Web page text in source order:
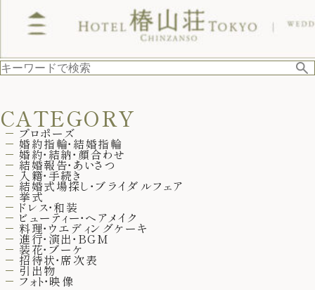
CATEGORY
プロポーズ
婚約指輪・結婚指輪
婚約・結納・顔合わせ
結婚報告・あいさつ
入籍・手続き
結婚式場探し・ブライダルフェア
挙式
ドレス・和装
ビューティー・ヘアメイク
料理・ウエディングケーキ
進行・演出・BGM
装花・ブーケ
招待状・席次表
引出物
フォト・映像